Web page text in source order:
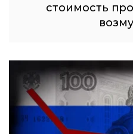
стоимость